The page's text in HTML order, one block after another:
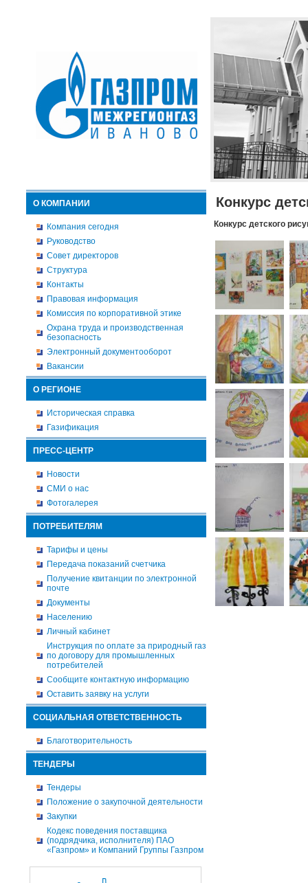
О КОМПАНИИ
Компания сегодня
Руководство
Совет директоров
Структура
Контакты
Правовая информация
Комиссия по корпоративной этике
Охрана труда и производственная
безопасность
Электронный документооборот
Вакансии
О РЕГИОНЕ
Историческая справка
Газификация
ПРЕСС-ЦЕНТР
Новости
СМИ о нас
Фотогалерея
ПОТРЕБИТЕЛЯМ
Тарифы и цены
Передача показаний счетчика
Получение квитанции по электронной
почте
Документы
Населению
Личный кабинет
Инструкция по оплате за природный газ
по договору для промышленных
потребителей
Сообщите контактную информацию
Оставить заявку на услуги
СОЦИАЛЬНАЯ ОТВЕТСТВЕННОСТЬ
Благотворительность
ТЕНДЕРЫ
Тендеры
Положение о закупочной деятельности
Закупки
Кодекс поведения поставщика
(подрядчика, исполнителя) ПАО
«Газпром» и Компаний Группы Газпром
Конкурс
Конкурс детского